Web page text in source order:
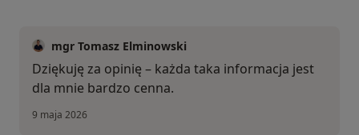
mgr Tomasz Elminowski
Dziękuję za opinię – każda taka informacja jest
dla mnie bardzo cenna.
9 maja 2026